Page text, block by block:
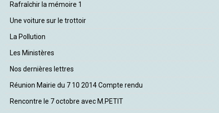
Rafraîchir la mémoire 1
Une voiture sur le trottoir
La Pollution
Les Ministères
Nos dernières lettres
Réunion Mairie du 7 10 2014 Compte rendu
Rencontre le 7 octobre avec M.PETIT